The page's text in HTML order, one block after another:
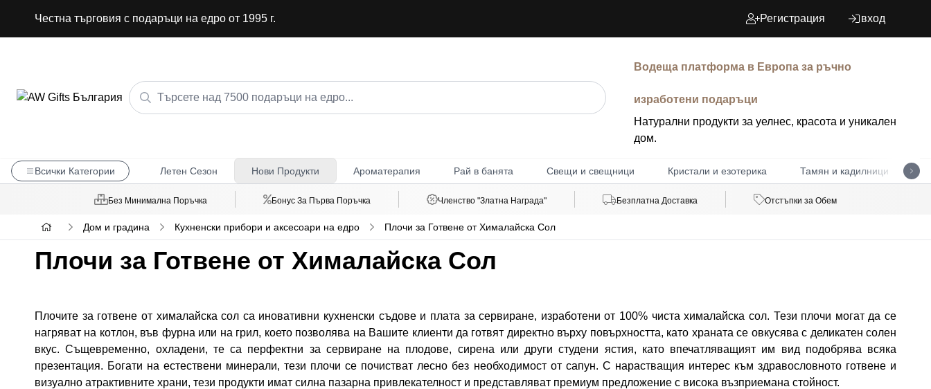
Честна търговия с подаръци на едро от 1995 г. Регистрация вход
Водеща платформа в Европа за ръчно
изработени подаръци
Натурални продукти за уелнес, красота и уникален
дом.
Всички Категории Летен Сезон Нови Продукти Ароматерапия Рай в банята Свещи и свещници Кристали и езотерика Тамян и кадилници
Без Минимална Поръчка Бонус За Първа Поръчка Членство "Златна Награда" Безплатна Доставка Отстъпки за Обем
Дом и градина Кухненски прибори и аксесоари на едро Плочи за Готвене от Хималайска Сол
Плочи за Готвене от Хималайска Сол
Плочите за готвене от хималайска сол са иновативни кухненски съдове и плата за сервиране, изработени от 100% чиста хималайска сол. Тези плочи могат да се
нагряват на котлон, във фурна или на грил, което позволява на Вашите клиенти да готвят директно върху повърхността, като храната се овкусява с деликатен солен
вкус. Същевременно, охладени, те са перфектни за сервиране на плодове, сирена или други студени ястия, като впечатляващият им вид подобрява всяка
презентация. Богати на естествени минерали, тези плочи се почистват лесно без необходимост от сапун. С нарастващия интерес към здравословното готвене и
визуално атрактивните храни, тези продукти имат силна пазарна привлекателност и представляват премиум предложение с висока възприемана стойност.